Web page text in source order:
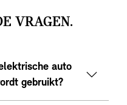
VRAGEN.
auto
gebruikt?